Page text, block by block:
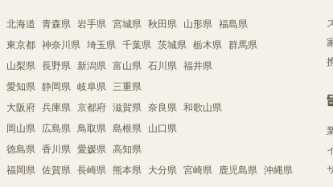
北海道 青森県 岩手県 宮城県 秋田県 山形県 福島県
東京都 神奈川県 埼玉県 千葉県 茨城県 栃木県 群馬県
山梨県 長野県 新潟県 富山県 石川県 福井県
愛知県 静岡県 岐阜県 三重県
大阪府 兵庫県 京都府 滋賀県 奈良県 和歌山県
岡山県 広島県 鳥取県 島根県 山口県
徳島県 香川県 愛媛県 高知県
福岡県 佐賀県 長崎県 熊本県 大分県 宮崎県 鹿児島県 沖縄県